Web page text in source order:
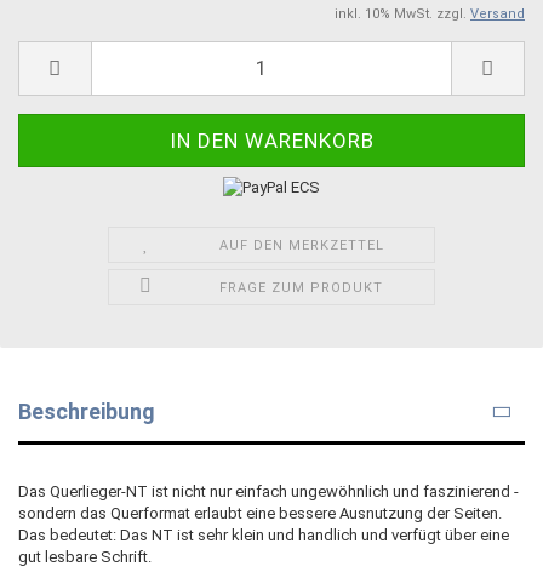
inkl. 10% MwSt. zzgl. Versand
AUF DEN MERKZETTEL
FRAGE ZUM PRODUKT
Beschreibung
Das Querlieger-NT ist nicht nur einfach ungewöhnlich und faszinierend -
sondern das Querformat erlaubt eine bessere Ausnutzung der Seiten.
Das bedeutet: Das NT ist sehr klein und handlich und verfügt über eine
gut lesbare Schrift.